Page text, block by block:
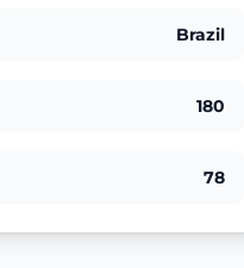
Brazil
180
78